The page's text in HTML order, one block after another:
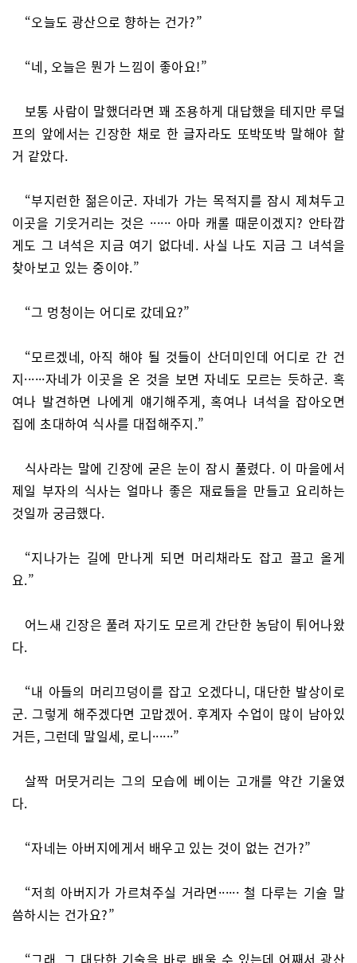
“오늘도 광산으로 향하는 건가?”
“네, 오늘은 뭔가 느낌이 좋아요!”
보통 사람이 말했더라면 꽤 조용하게 대답했을 테지만 루덜
프의 앞에서는 긴장한 채로 한 글자라도 또박또박 말해야 할
거 같았다.
“부지런한 젊은이군. 자네가 가는 목적지를 잠시 제쳐두고
이곳을 기웃거리는 것은 ······ 아마 캐롤 때문이겠지? 안타깝
게도 그 녀석은 지금 여기 없다네. 사실 나도 지금 그 녀석을
찾아보고 있는 중이야.”
“그 멍청이는 어디로 갔데요?”
“모르겠네, 아직 해야 될 것들이 산더미인데 어디로 간 건
지······자네가 이곳을 온 것을 보면 자네도 모르는 듯하군. 혹
여나 발견하면 나에게 얘기해주게, 혹여나 녀석을 잡아오면
집에 초대하여 식사를 대접해주지.”
식사라는 말에 긴장에 굳은 눈이 잠시 풀렸다. 이 마을에서
제일 부자의 식사는 얼마나 좋은 재료들을 만들고 요리하는
것일까 궁금했다.
“지나가는 길에 만나게 되면 머리채라도 잡고 끌고 올게
요.”
어느새 긴장은 풀려 자기도 모르게 간단한 농담이 튀어나왔
다.
“내 아들의 머리끄덩이를 잡고 오겠다니, 대단한 발상이로
군. 그렇게 해주겠다면 고맙겠어. 후계자 수업이 많이 남아있
거든, 그런데 말일세, 로니······”
살짝 머뭇거리는 그의 모습에 베이는 고개를 약간 기울였
다.
“자네는 아버지에게서 배우고 있는 것이 없는 건가?”
“저희 아버지가 가르쳐주실 거라면······ 철 다루는 기술 말
씀하시는 건가요?”
“그래, 그 대단한 기술을 바로 배울 수 있는데 어째서 광산